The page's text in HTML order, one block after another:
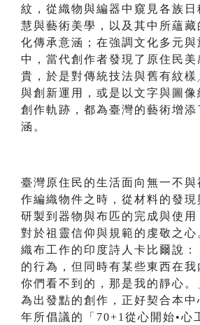
紋，從織物與編器中窺見各族日
慧與藝術美學，以及其中所蘊藏
化傳承意涵；在強調文化多元與
中，當代創作者發現了原住民美
貴，於是對傳統技法與舊有紋
與創新運用，或是以文字與圖像
創作軌跡，都為臺灣的藝術增添
涵。
臺灣原住民的生活面向無一不與
作編織物件之時，從材料的發現
研製到器物與布匹的完成與使用
對於祖靈信仰與規範的虔敬之
織布工作的印度詩人卡比爾說：
的行為，但同時有某些東西在我
你們看不到的，那是我的靜心。
為出發點的創作，正好契合本中
年所倡議的「70+1從心開始•心